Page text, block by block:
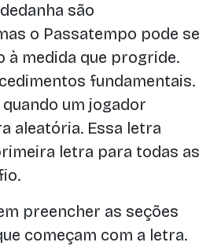
são
o Passatempo pode se
medida que progride.
fundamentais.
um jogador
aleatória. Essa letra
letra para todas as
preencher as seções
começam com a letra.